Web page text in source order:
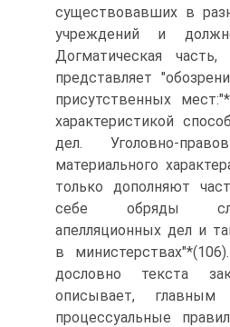
существовавших в
учреждений и
Догматическая
представляет
присутственных
характеристикой
дел. Уголовно-
материального
только дополняют
себе обряды
апелляционных дел и
в
дословно текста
описывает, главным
процессуальные